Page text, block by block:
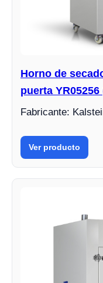
Horno de
puerta YR05256
Fabricante:
Ver producto